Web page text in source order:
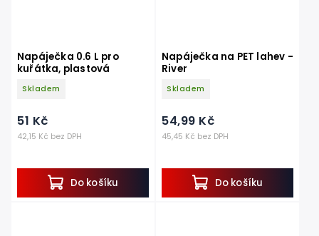
Napáječka 0.6 L pro
kuřátka, plastová
Skladem
42,15 Kč bez DPH
51 Kč
Do košíku
Napáječka na PET lahev -
River
Skladem
45,45 Kč bez DPH
54,99 Kč
Do košíku